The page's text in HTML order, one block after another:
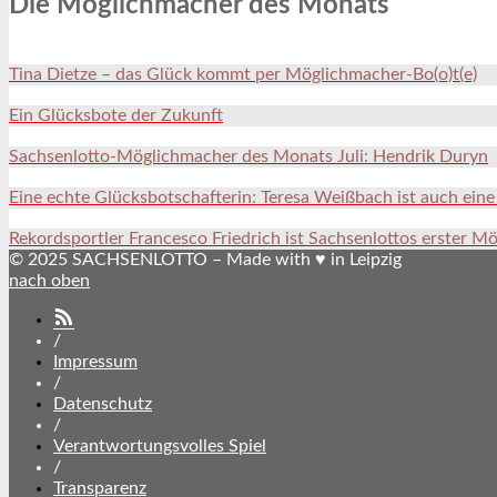
Tina Dietze – das Glück kommt per Möglichmacher-Bo(o)t(e)
Ein Glücksbote der Zukunft
Sachsenlotto-Möglichmacher des Monats Juli: Hendrik Duryn
Eine echte Glücksbotschafterin: Teresa Weißbach ist auch
Rekordsportler Francesco Friedrich ist Sachsenlottos erster
© 2025 SACHSENLOTTO – Made with ♥ in Leipzig
nach oben
/
Impressum
/
Datenschutz
/
Verantwortungsvolles Spiel
/
Transparenz